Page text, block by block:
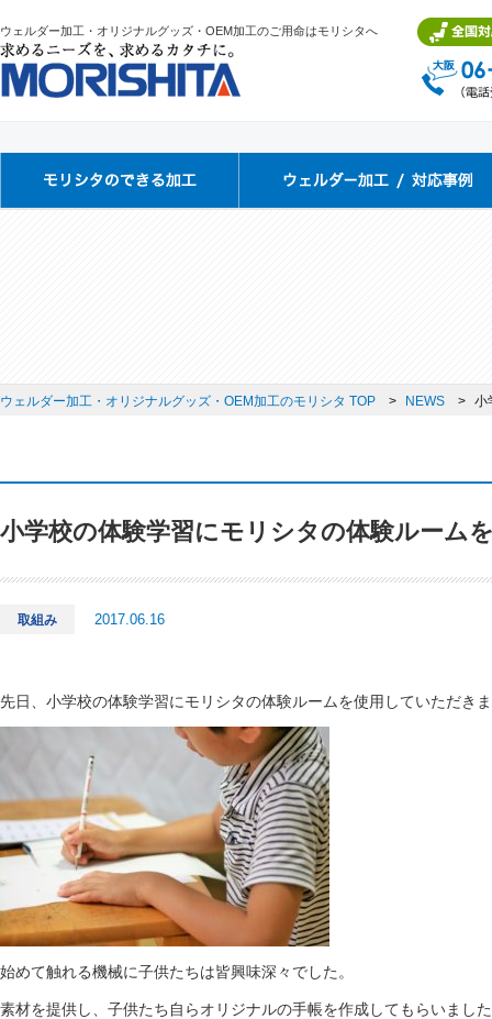
ウェルダー加工・オリジナルグッズ・OEM加工のご用命はモリシタへ
ウェルダー加工・オリジナルグッズ・OEM加工のモリシタ TOP NEWS 小
小学校の体験学習にモリシタの体験ルーム
取組み 2017.06.16
先日、小学校の体験学習にモリシタの体験ルームを使用していただき
始めて触れる機械に子供たちは皆興味深々でした。
素材を提供し、子供たち自らオリジナルの手帳を作成してもらいまし